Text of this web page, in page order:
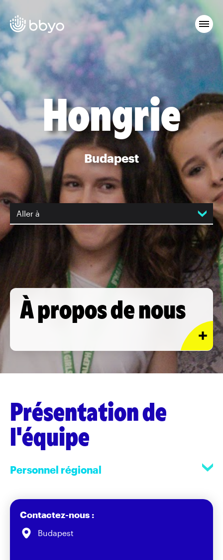
Hongrie
Budapest
Aller à
À propos de nous
Présentation de
l'équipe
Personnel régional
Contactez-nous :
Budapest